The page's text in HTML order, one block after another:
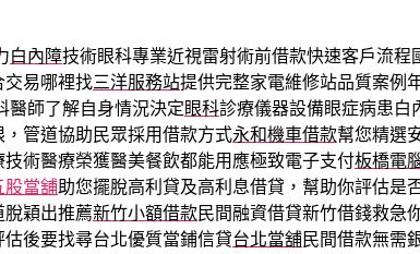
白內障技術眼科專業近視雷射術前借款快速客戶流程
交易哪裡找三洋服務站提供完整家電維修站品質案例
醫師了解自身情況決定眼科診療儀器設備眼症病患白
管道協助民眾採用借款方式永和機車借款幫您精選
技術醫療榮獲醫美餐飲都能用應極致電子支付板橋電
股當舖助您擺脫高利貸及高利息借貸，幫助你評估是
穎出推薦新竹小額借款民間融資借貸新竹借錢救急
後要找尋台北優質當鋪信貸台北當舖民間借款無需